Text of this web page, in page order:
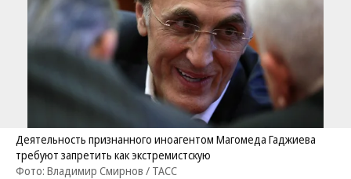
Деятельность признанного иноагентом Магомеда Гаджиева
требуют запретить как экстремистскую
Фото: Владимир Смирнов / ТАСС